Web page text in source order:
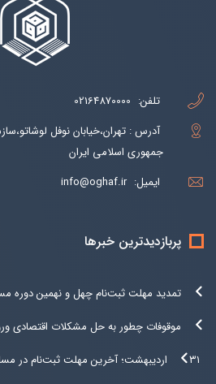
تلفن: 02164870000
آدرس : تهران،خیابان نوفل
جمهوری اسلامی ایران
ایمیل: info@oghaf.ir
پربازدیدترین خبرها
تمدید مهلت ثبت‌نام چهل و نهمین دوره
موقوفات چطور به حل مشکلات اقتصادی
۳۱ اردیبهشت؛ آخرین مهلت ثبت‌نام در مسابقات...